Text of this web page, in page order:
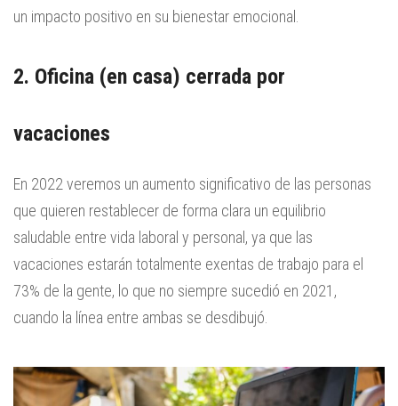
un impacto positivo en su bienestar emocional.
2. Oficina (en casa) cerrada por
vacaciones
En 2022 veremos un aumento significativo de las personas
que quieren restablecer de forma clara un equilibrio
saludable entre vida laboral y personal, ya que las
vacaciones estarán totalmente exentas de trabajo para el
73% de la gente, lo que no siempre sucedió en 2021,
cuando la línea entre ambas se desdibujó.